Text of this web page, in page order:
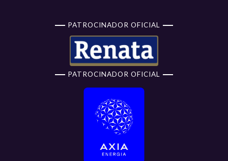
PATROCINADOR OFICIAL
PATROCINADOR OFICIAL